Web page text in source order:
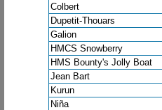
Colbert
Dupetit-Thouars
Galion
HMCS Snowberry
HMS Bounty's Jolly Boat
Jean Bart
Kurun
Niña